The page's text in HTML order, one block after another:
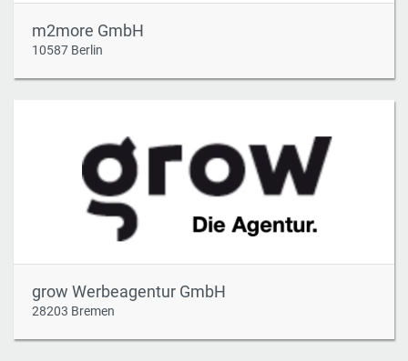
m2more GmbH
10587 Berlin
grow Werbeagentur GmbH
28203 Bremen